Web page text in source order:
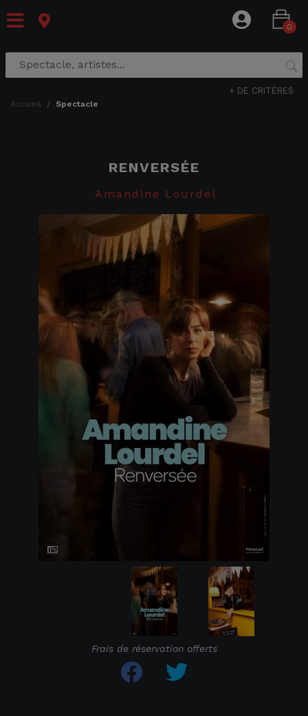
0
+ DE CRITÈRES
accueil spectacle
RENVERSÉE
Amandine Lourdel
Frais de réservation offerts